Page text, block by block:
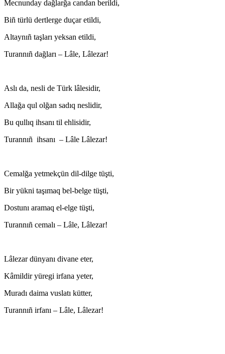
Mecnunday dağlarğa candan berildi,
Biñ türlü dertlerge duçar etildi,
Altaynıñ taşları yeksan etildi,
Turannıñ dağları – Lâle, Lâlezar!
Aslı da, nesli de Türk lâlesidir,
Allağa qul olğan sadıq neslidir,
Bu qullıq ihsanı til ehlisidir,
Turannıñ ihsanı – Lâle Lâlezar!
Cemalğa yetmekçün dil-dilge tüşti,
Bir yükni taşımaq bel-belge tüşti,
Dostunı aramaq el-elge tüşti,
Turannıñ cemalı – Lâle, Lâlezar!
Lâlezar dünyanı divane eter,
Kâmildir yüregi irfana yeter,
Muradı daima vuslatı kütter,
Turannıñ irfanı – Lâle, Lâlezar!